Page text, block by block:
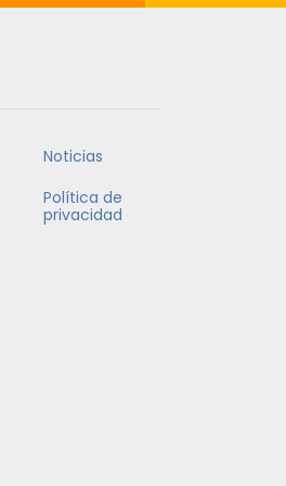
Noticias
Política de
privacidad